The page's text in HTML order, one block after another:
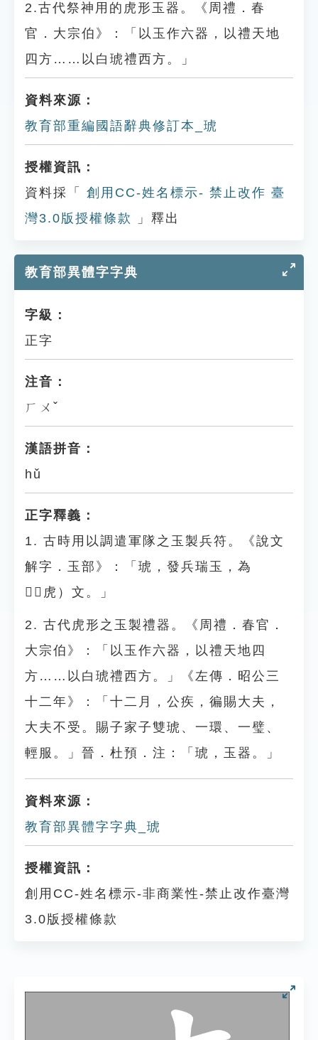
2.古代祭神用的虎形玉器。《周禮．春
官．大宗伯》：「以玉作六器，以禮天地
四方……以白琥禮西方。」
資料來源：
教育部重編國語辭典修訂本_琥
授權資訊：
資料採「
創用CC-姓名標示- 禁止改作 臺
灣3.0版授權條款
」釋出
教育部異體字字典
字級：
正字
注音：
ㄏㄨˇ
漢語拼音：
hǔ
正字釋義：
1. 古時用以調遣軍隊之玉製兵符。《說文
解字．玉部》：「琥，發兵瑞玉，為
󵌛（虎）文。」
2. 古代虎形之玉製禮器。《周禮．春官．
大宗伯》：「以玉作六器，以禮天地四
方……以白琥禮西方。」《左傳．昭公三
十二年》：「十二月，公疾，徧賜大夫，
大夫不受。賜子家子雙琥、一環、一璧、
輕服。」晉．杜預．注：「琥，玉器。」
資料來源：
教育部異體字字典_琥
授權資訊：
創用CC-姓名標示-非商業性-禁止改作臺灣
3.0版授權條款